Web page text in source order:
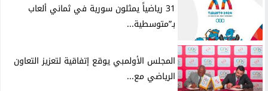
31 رياضياً يمثلون سورية في ثماني ألعاب
بـ”متوسطية...
المجلس الأولمبي يوقع إتفاقية لتعزيز التعاون
الرياضي مع...